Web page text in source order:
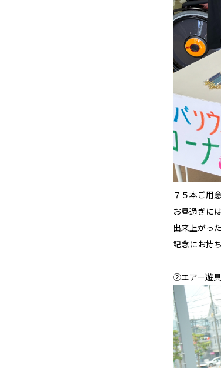
７５本ご用
お昼過ぎに
出来上がっ
記念にお持
②エアー遊具